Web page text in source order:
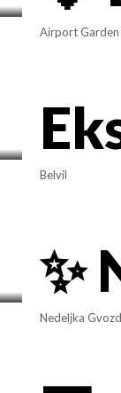
Airport Garden
Belvil
Nedeljka